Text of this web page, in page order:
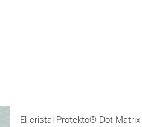
El cristal Protekto® Dot